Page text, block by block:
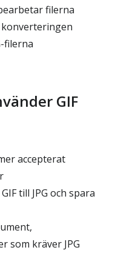
filerna
filerna
GIF
accepterat
till JPG och spara
som kräver JPG